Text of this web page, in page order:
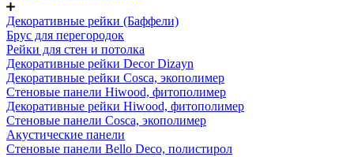
Декоративные рейки (Баффели)
Брус для перегородок
Рейки для стен и потолка
Декоративные рейки Decor Dizayn
Декоративные рейки Cosca, экополимер
Стеновые панели Hiwood, фитополимер
Декоративные рейки Hiwood, фитополимер
Стеновые панели Cosca, экополимер
Акустические панели
Стеновые панели Bello Deco, полистирол